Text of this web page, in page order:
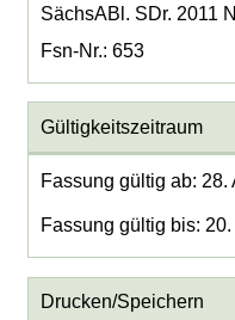
SächsABl. SDr. 2011
Fsn-Nr.: 653
Gültigkeitszeitraum
Fassung gültig ab: 28.
Fassung gültig bis:
Drucken/Speichern